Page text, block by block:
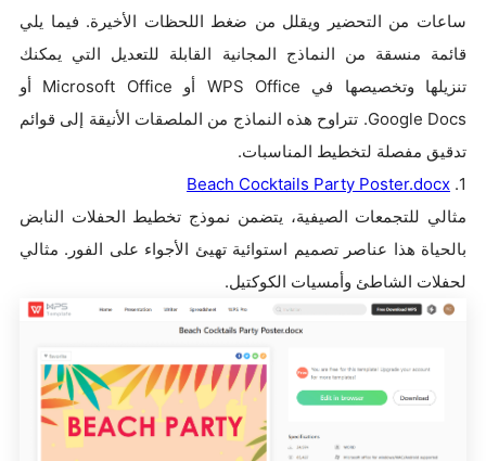
ساعات من التحضير ويقلل من ضغط اللحظات الأخيرة. فيما يلي
قائمة منسقة من النماذج المجانية القابلة للتعديل التي يمكنك
تنزيلها وتخصيصها في WPS Office أو Microsoft Office أو
Google Docs. تتراوح هذه النماذج من الملصقات الأنيقة إلى قوائم
تدقيق مفصلة لتخطيط المناسبات.
1.
Beach Cocktails Party Poster.docx
مثالي للتجمعات الصيفية، يتضمن نموذج تخطيط الحفلات النابض
بالحياة هذا عناصر تصميم استوائية تهيئ الأجواء على الفور. مثالي
لحفلات الشاطئ وأمسيات الكوكتيل.